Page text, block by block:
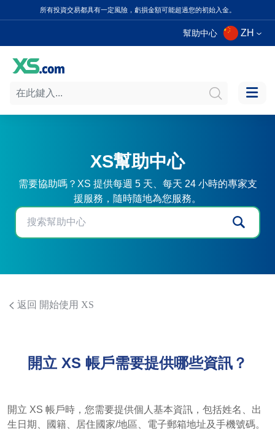
所有投資交易都具有一定風險，虧損金額可能超過您的初始入金。
幫助中心 ZH
XS幫助中心
需要協助嗎？XS 提供每週 5 天、每天 24 小時的專家支
援服務，隨時隨地為您服務。
返回 開始使用 XS
開立 XS 帳戶需要提供哪些資訊？
開立 XS 帳戶時，您需要提供個人基本資訊，包括姓名、出
生日期、國籍、居住國家/地區、電子郵箱地址及手機號碼。